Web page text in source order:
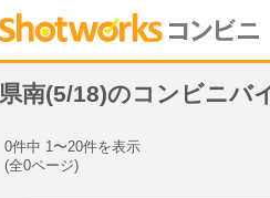
県南(5/18)のコンビニバ
0件中 1〜20件を表示
(全0ページ)